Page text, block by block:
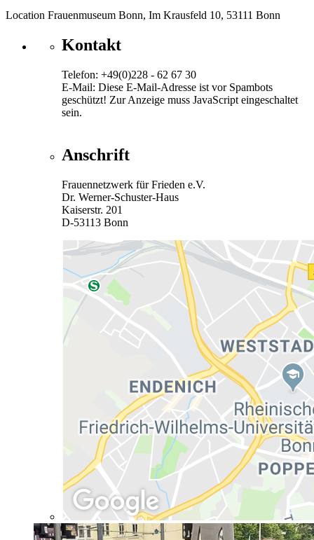
Location Frauenmuseum Bonn, Im Krausfeld 10, 53111 Bonn
Kontakt
Telefon: +49(0)228 - 62 67 30
E-Mail: Diese E-Mail-Adresse ist vor Spambots
geschützt! Zur Anzeige muss JavaScript eingeschaltet
sein.
Anschrift
Frauennetzwerk für Frieden e.V.
Dr. Werner-Schuster-Haus
Kaiserstr. 201
D-53113 Bonn